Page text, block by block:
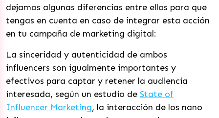
dejamos algunas diferencias entre ellos para que
tengas en cuenta en caso de integrar esta acción
en tu campaña de marketing digital:
La sinceridad y autenticidad de ambos
influencers son igualmente importantes y
efectivos para captar y retener la audiencia
interesada, según un estudio de State of
Influencer Marketing, la interacción de los nano